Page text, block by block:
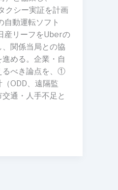
クシー実証を計画
動運転ソフト
産リーフをUberの
関係当局との協
める。企業・自
るべき論点を、①
ODD、遠隔監
通・人手不足と